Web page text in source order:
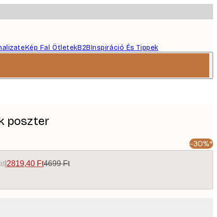
Kép Fal ÖtletekB2BInspiráció És Tippek
poszter
-30%*
2819,40 Ft4699 Ft